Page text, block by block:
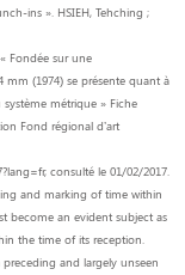
ins ». HSIEH, Tehching ;
Fondée sur une
mm (1974) se présente quant à
métrique » Fiche
Fond régional d’art
consulté le 01/02/2017.
and marking of time within
become an evident subject as
the time of its reception.
and largely unseen